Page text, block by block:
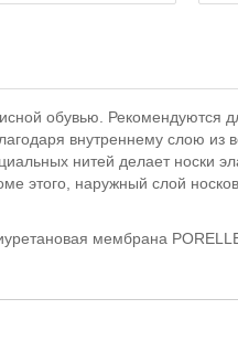
обувью. Рекомендуются
внутреннему слою из
нитей делает носки
этого, наружный слой
мембрана